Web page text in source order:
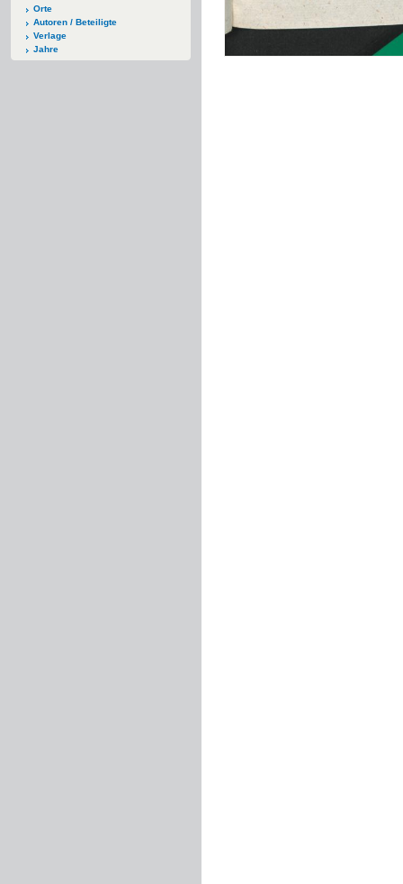
Orte
Autoren / Beteiligte
Verlage
Jahre